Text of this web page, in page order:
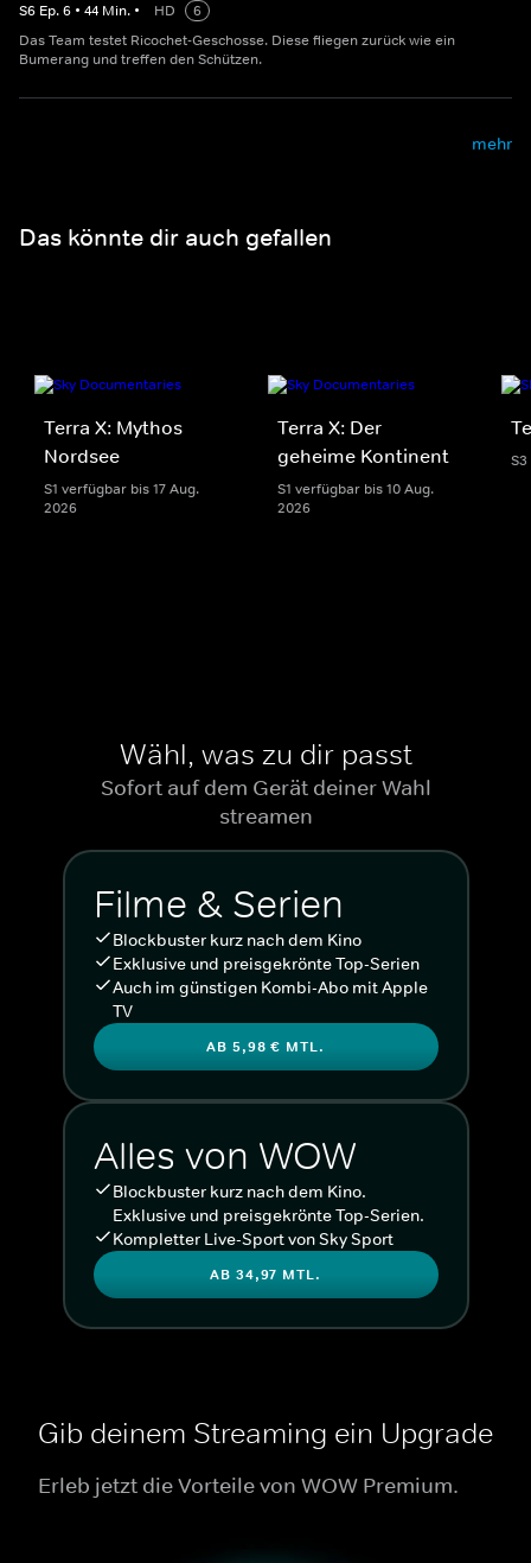
S6 Ep.6 • 44 Min. • HD
6
Das Team testet Ricochet-Geschosse. Diese fliegen zurück wie ein
Bumerang und treffen den Schützen.
mehr
Das könnte dir auch gefallen
Terra X: Mythos
Nordsee
S1 verfügbar bis 17 Aug.
2026
Terra X: Der
geheime Kontinent
S1 verfügbar bis 10 Aug.
2026
Wähl, was zu dir passt
Sofort auf dem Gerät deiner Wahl
streamen
Filme & Serien
Blockbuster kurz nach dem Kino
Exklusive und preisgekrönte Top-Serien
Auch im günstigen Kombi-Abo mit Apple
TV
AB 5,98 € MTL.
Alles von WOW
Blockbuster kurz nach dem Kino.
Exklusive und preisgekrönte Top-Serien.
Kompletter Live-Sport von Sky Sport
AB 34,97 MTL.
Gib deinem Streaming ein Upgrade
Erleb jetzt die Vorteile von WOW Premium.